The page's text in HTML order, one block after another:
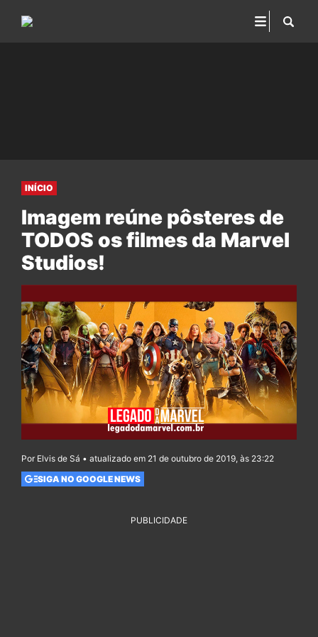
INÍCIO
Imagem reúne pôsteres de
TODOS os filmes da Marvel
Studios!
Por Elvis de Sá • atualizado em 21 de outubro de 2019, às 23:22
SIGA NO GOOGLE NEWS
PUBLICIDADE